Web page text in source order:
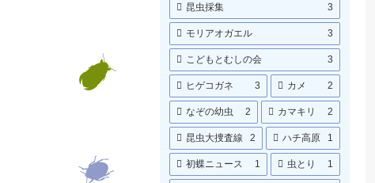
昆虫採集 3
モリアオガエル 3
こどもとむしの会 3
ヒゲコガネ 3 カメ 2
なぞの幼虫 2 カマキリ 2
昆虫大捜査線 2 ハチ高原 1
初蝶ニュース 1 虫とり 1